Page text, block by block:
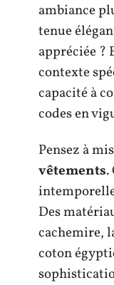
ambiance
tenue
appréciée ?
contexte
capacité à
codes en
Pensez à
vêtements.
Des
cachemire,
coton